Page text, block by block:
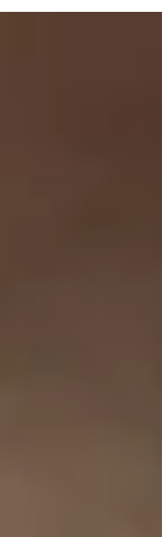
舞台にした映画とは違い、 石田